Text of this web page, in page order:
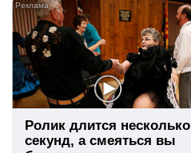
Ролик длится несколько
секунд, а смеяться вы